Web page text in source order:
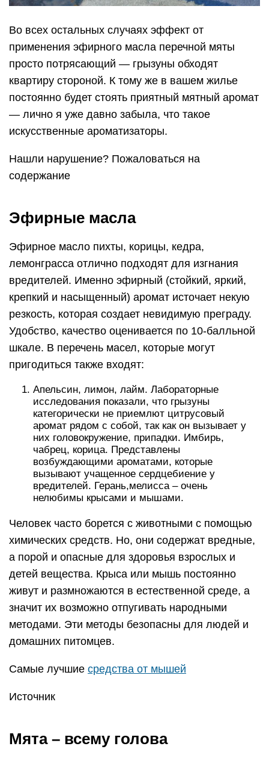
Во всех остальных случаях эффект от
применения эфирного масла перечной мяты
просто потрясающий — грызуны обходят
квартиру стороной. К тому же в вашем жилье
постоянно будет стоять приятный мятный аромат
— лично я уже давно забыла, что такое
искусственные ароматизаторы.
Нашли нарушение? Пожаловаться на
содержание
Эфирные масла
Эфирное масло пихты, корицы, кедра,
лемонграсса отлично подходят для изгнания
вредителей. Именно эфирный (стойкий, яркий,
крепкий и насыщенный) аромат источает некую
резкость, которая создает невидимую преграду.
Удобство, качество оценивается по 10-балльной
шкале. В перечень масел, которые могут
пригодиться также входят:
Апельсин, лимон, лайм. Лабораторные
исследования показали, что грызуны
категорически не приемлют цитрусовый
аромат рядом с собой, так как он вызывает у
них головокружение, припадки. Имбирь,
чабрец, корица. Представлены
возбуждающими ароматами, которые
вызывают учащенное сердцебиение у
вредителей. Герань,мелисса – очень
нелюбимы крысами и мышами.
Человек часто борется с животными с помощью
химических средств. Но, они содержат вредные,
а порой и опасные для здоровья взрослых и
детей вещества. Крыса или мышь постоянно
живут и размножаются в естественной среде, а
значит их возможно отпугивать народными
методами. Эти методы безопасны для людей и
домашних питомцев.
Самые лучшие средства от мышей
Источник
Мята – всему голова